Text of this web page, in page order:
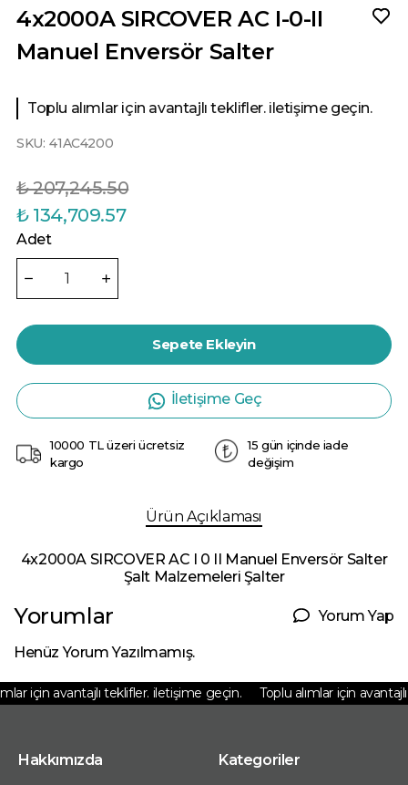
4x2000A SIRCOVER AC I-0-II
Manuel Enversör Salter
Toplu alımlar için avantajlı teklifler. iletişime geçin.
SKU: 41AC4200
₺ 207,245.50
₺ 134,709.57
Adet
Sepete Ekleyin
İletişime Geç
10000 TL üzeri ücretsiz
kargo
15 gün içinde iade
değişim
Ürün Açıklaması
4x2000A SIRCOVER AC I 0 II Manuel Enversör Salter
Şalt Malzemeleri Şalter
Yorumlar Yorum Yap
Henüz Yorum Yazılmamış.
için avantajlı teklifler. iletişime geçin. Toplu alımlar için
Hakkımızda Kategoriler